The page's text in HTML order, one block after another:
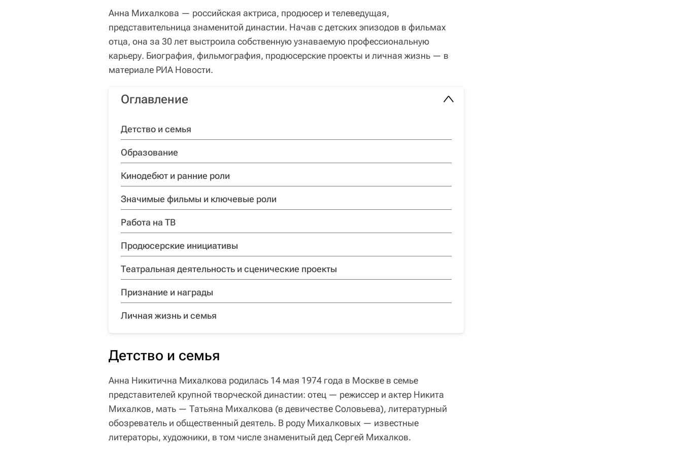
Анна Михалкова — российская актриса, продюсер и телеведущая,
представительница знаменитой династии. Начав с детских эпизодов в фильмах
отца, она за 30 лет выстроила собственную узнаваемую профессиональную
карьеру. Биография, фильмография, продюсерские проекты и личная жизнь — в
материале РИА Новости.
Оглавление
Детство и семья
Образование
Кинодебют и ранние роли
Значимые фильмы и ключевые роли
Работа на ТВ
Продюсерские инициативы
Театральная деятельность и сценические проекты
Признание и награды
Личная жизнь и семья
Детство и семья
Анна Никитична Михалкова родилась 14 мая 1974 года в Москве в семье
представителей крупной творческой династии: отец — режиссер и актер Никита
Михалков, мать — Татьяна Михалкова (в девичестве Соловьева), литературный
обозреватель и общественный деятель. В роду Михалковых — известные
литераторы, художники, в том числе знаменитый дед Сергей Михалков.